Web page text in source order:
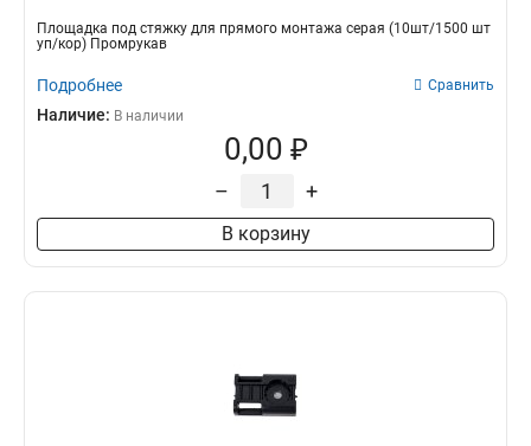
Площадка под стяжку для прямого монтажа серая (10шт/1500 шт
уп/кор) Промрукав
Подробнее Сравнить
Наличие: В наличии
0,00 ₽
– +
В корзину